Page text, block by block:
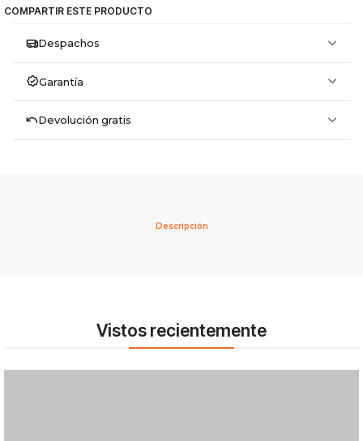
COMPARTIR ESTE PRODUCTO
Despachos
Garantía
Devolución gratis
Descripción
Vistos recientemente